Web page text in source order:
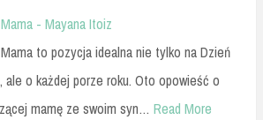
- Mayana Itoiz
to pozycja idealna nie tylko na Dzień
ale o każdej porze roku. Oto opowieść o
mamę ze swoim syn… Read More